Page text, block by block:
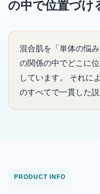
の中で位置づけ
混合肌を「単体の悩
の関係の中でどこに
しています。 それに
のすべてで一貫した
PRODUCT INFO